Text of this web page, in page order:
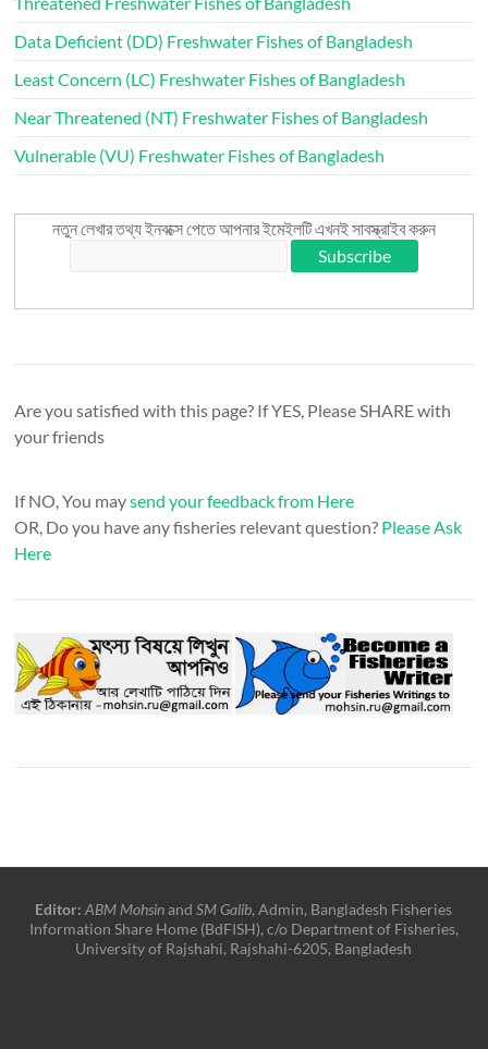
Data Deficient (DD) Freshwater Fishes of Bangladesh
Least Concern (LC) Freshwater Fishes of Bangladesh
Near Threatened (NT) Freshwater Fishes of Bangladesh
Vulnerable (VU) Freshwater Fishes of Bangladesh
নতুন লেখার তথ্য ইনবক্সে পেতে আপনার ইমেইলটি এখনই সাবস্ক্রাইব করুন
Are you satisfied with this page? If YES, Please SHARE with
your friends
If NO, You maysend your feedback from Here
OR, Do you have any fisheries relevant question? Please Ask
Here
Editor: ABM MohsinandSM Galib, Admin, Bangladesh Fisheries
Information Share Home (BdFISH), c/o Department of Fisheries,
University of Rajshahi, Rajshahi-6205, Bangladesh